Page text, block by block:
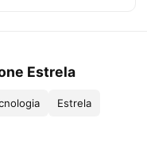
Estrela
Estrela